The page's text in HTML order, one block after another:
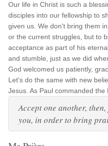
Our life in Christ is such a
disciples into our fellowship to
given us. We don't bring them
or the current struggles, but to
acceptance as part of his
and stumble, just as we did
God welcomed us patiently,
Let's do the same with new
Jesus. As Paul commanded the
Accept one another,
you, in order to bring